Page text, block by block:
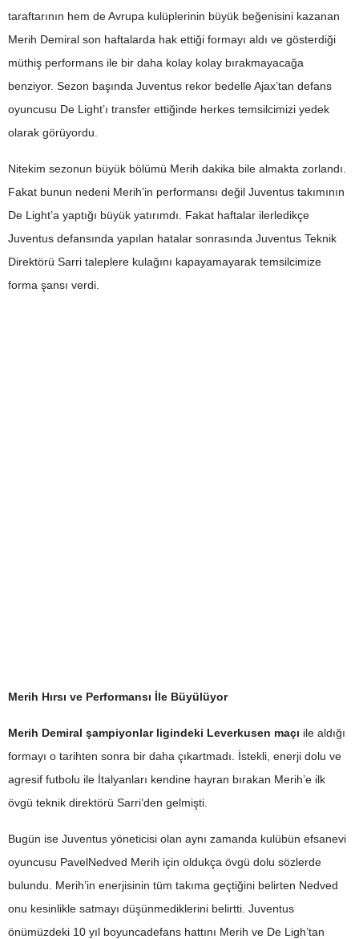
taraftarının hem de Avrupa kulüplerinin büyük beğenisini kazanan
Merih Demiral son haftalarda hak ettiği formayı aldı ve gösterdiği
müthiş performans ile bir daha kolay kolay bırakmayacağa
benziyor. Sezon başında Juventus rekor bedelle Ajax’tan defans
oyuncusu De Light’ı transfer ettiğinde herkes temsilcimizi yedek
olarak görüyordu.
Nitekim sezonun büyük bölümü Merih dakika bile almakta zorlandı.
Fakat bunun nedeni Merih’in performansı değil Juventus takımının
De Light’a yaptığı büyük yatırımdı. Fakat haftalar ilerledikçe
Juventus defansında yapılan hatalar sonrasında Juventus Teknik
Direktörü Sarri taleplere kulağını kapayamayarak temsilcimize
forma şansı verdi.
Merih Hırsı ve Performansı İle Büyülüyor
Merih Demiral şampiyonlar ligindeki Leverkusen maçı ile aldığı
formayı o tarihten sonra bir daha çıkartmadı. İstekli, enerji dolu ve
agresif futbolu ile İtalyanları kendine hayran bırakan Merih’e ilk
övgü teknik direktörü Sarri’den gelmişti.
Bugün ise Juventus yöneticisi olan aynı zamanda kulübün efsanevi
oyuncusu PavelNedved Merih için oldukça övgü dolu sözlerde
bulundu. Merih’in enerjisinin tüm takıma geçtiğini belirten Nedved
onu kesinlikle satmayı düşünmediklerini belirtti. Juventus
önümüzdeki 10 yıl boyuncadefans hattını Merih ve De Ligh’tan